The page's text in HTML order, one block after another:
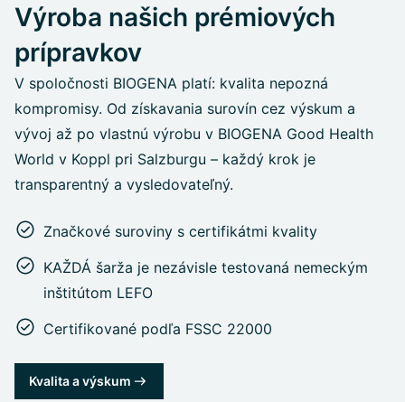
Výroba našich prémiových
prípravkov
V spoločnosti BIOGENA platí: kvalita nepozná
kompromisy. Od získavania surovín cez výskum a
vývoj až po vlastnú výrobu v BIOGENA Good Health
World v Koppl pri Salzburgu – každý krok je
transparentný a vysledovateľný.
Značkové suroviny s certifikátmi kvality
KAŽDÁ šarža je nezávisle testovaná nemeckým
inštitútom LEFO
Certifikované podľa FSSC 22000
Kvalita a výskum